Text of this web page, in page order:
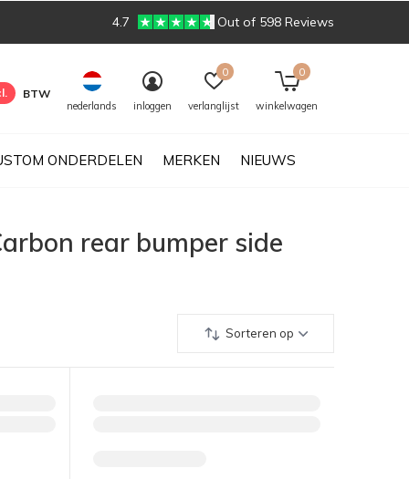
ONDERDELEN MERKEN NIEUWS
BTW
nederlands inloggen verlanglijst
0
winkelwagen
0
4.7 Out of 598 Reviews
rear bumper side
Sorteren op